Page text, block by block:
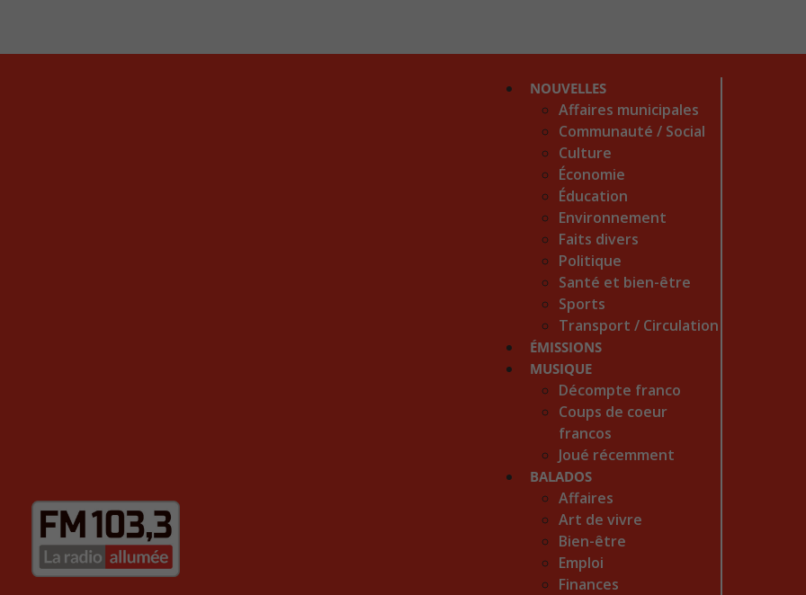
NOUVELLES
Affaires municipales
Communauté / Social
Culture
Économie
Éducation
Environnement
Faits divers
Politique
Santé et bien-être
Sports
Transport / Circulation
ÉMISSIONS
MUSIQUE
Décompte franco
Coups de coeur
francos
Joué récemment
BALADOS
Affaires
Art de vivre
Bien-être
Emploi
Finances